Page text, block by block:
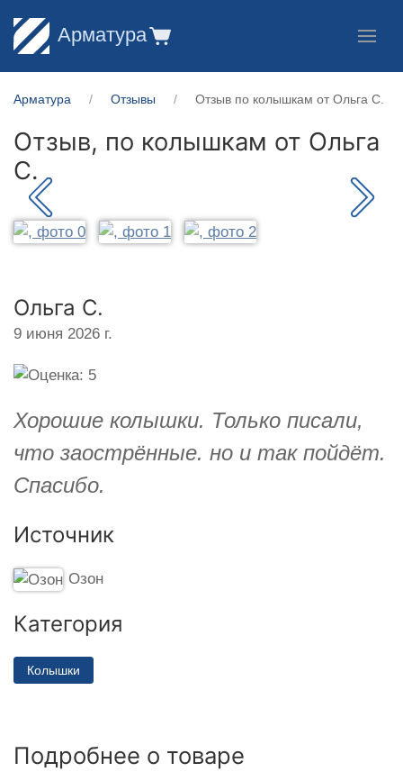
Арматура
Арматура Отзывы Отзыв по колышкам от Ольга С.
Отзыв, по колышкам от Ольга
С.
Ольга С.
9 июня 2026 г.
Хорошие колышки. Только писали,
что заострённые. но и так пойдёт.
Спасибо.
Источник
Озон
Категория
Колышки
Подробнее о товаре